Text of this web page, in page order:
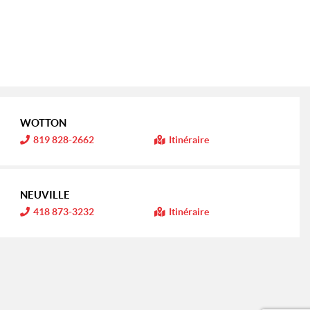
WOTTON
I
a
i
819 828-2662 Itinéraire
NEUVILLE
I
418 873-3232 Itinéraire